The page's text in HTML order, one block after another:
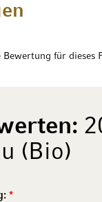
Bewertung für dieses
(Bio)